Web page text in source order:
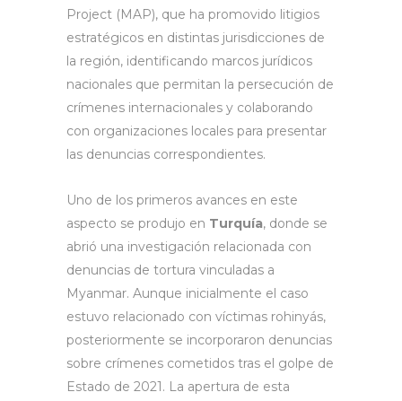
Project (MAP), que ha promovido litigios
estratégicos en distintas jurisdicciones de
la región, identificando marcos jurídicos
nacionales que permitan la persecución de
crímenes internacionales y colaborando
con organizaciones locales para presentar
las denuncias correspondientes.
Uno de los primeros avances en este
aspecto se produjo en Turquía, donde se
abrió una investigación relacionada con
denuncias de tortura vinculadas a
Myanmar. Aunque inicialmente el caso
estuvo relacionado con víctimas rohinyás,
posteriormente se incorporaron denuncias
sobre crímenes cometidos tras el golpe de
Estado de 2021. La apertura de esta